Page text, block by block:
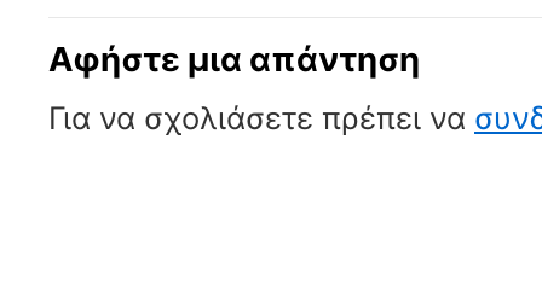
Αφήστε μια απάντηση
Για να σχολιάσετε πρέπει να